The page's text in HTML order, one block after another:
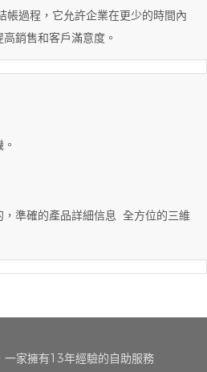
帳過程，它允許企業在更少的時間內
銷售和客戶滿意度。
準確的產品詳細信息 全方位的三維
家擁有13年經驗的自助服務